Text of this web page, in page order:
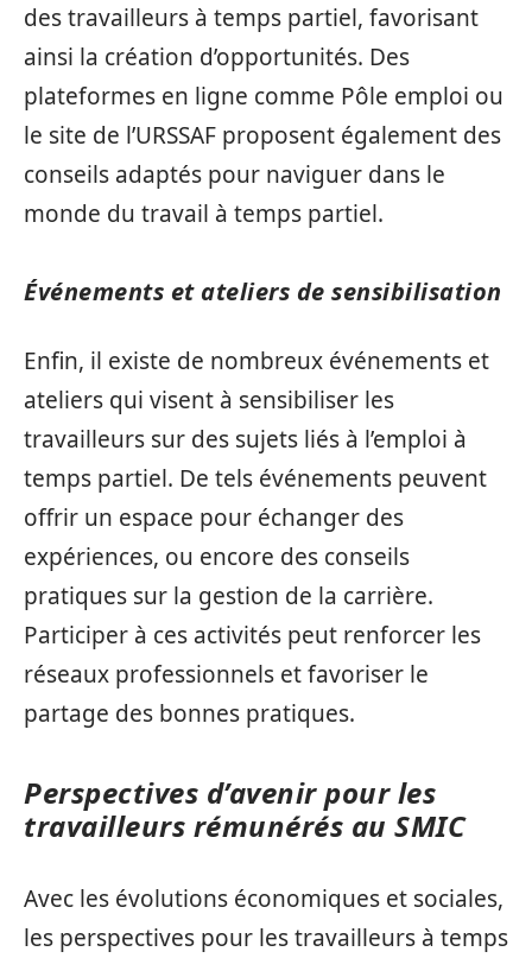
des travailleurs à temps partiel, favorisant
ainsi la création d’opportunités. Des
plateformes en ligne comme Pôle emploi ou
le site de l’URSSAF proposent également des
conseils adaptés pour naviguer dans le
monde du travail à temps partiel.
Événements et ateliers de sensibilisation
Enfin, il existe de nombreux événements et
ateliers qui visent à sensibiliser les
travailleurs sur des sujets liés à l’emploi à
temps partiel. De tels événements peuvent
offrir un espace pour échanger des
expériences, ou encore des conseils
pratiques sur la gestion de la carrière.
Participer à ces activités peut renforcer les
réseaux professionnels et favoriser le
partage des bonnes pratiques.
Perspectives d’avenir pour les
travailleurs rémunérés au SMIC
Avec les évolutions économiques et sociales,
les perspectives pour les travailleurs à temps